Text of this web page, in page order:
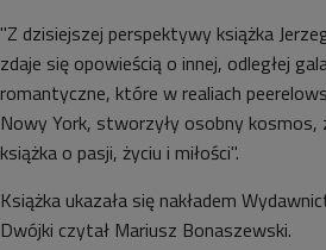
"Z dzisiejszej perspektywy książka
zdaje się opowieścią o innej, odległej
romantyczne, które w realiach
Nowy York, stworzyły osobny kosmos,
książka o pasji, życiu i miłości".
Książka ukazała się nakładem
Dwójki czytał Mariusz Bonaszewski.